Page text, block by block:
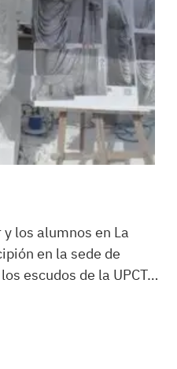
los alumnos en La
en la sede de
escudos de la UPCT…